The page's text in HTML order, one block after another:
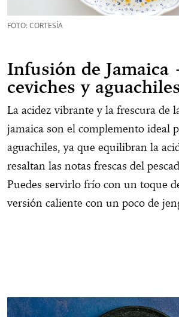
FOTO: CORTESÍA
Infusión de Jamaica
ceviches y
La acidez vibrante y la frescura de
jamaica son el complemento ideal
aguachiles, ya que equilibran la
resaltan las notas frescas del
Puedes servirlo frío con un toque
versión caliente con un poco de